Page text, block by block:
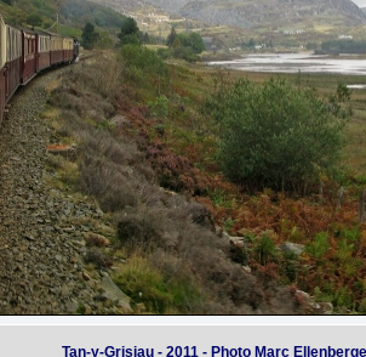
Tan-y-Grisiau - 2011 - Photo Marc